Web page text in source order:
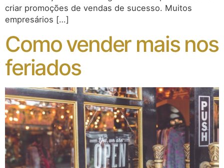
criar promoções de vendas de sucesso. Muitos
empresários […]
Como vender mais nos
feriados